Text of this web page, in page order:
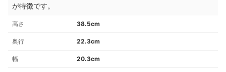
が特徴です。
高さ 38.5cm
奥行 22.3cm
幅 20.3cm